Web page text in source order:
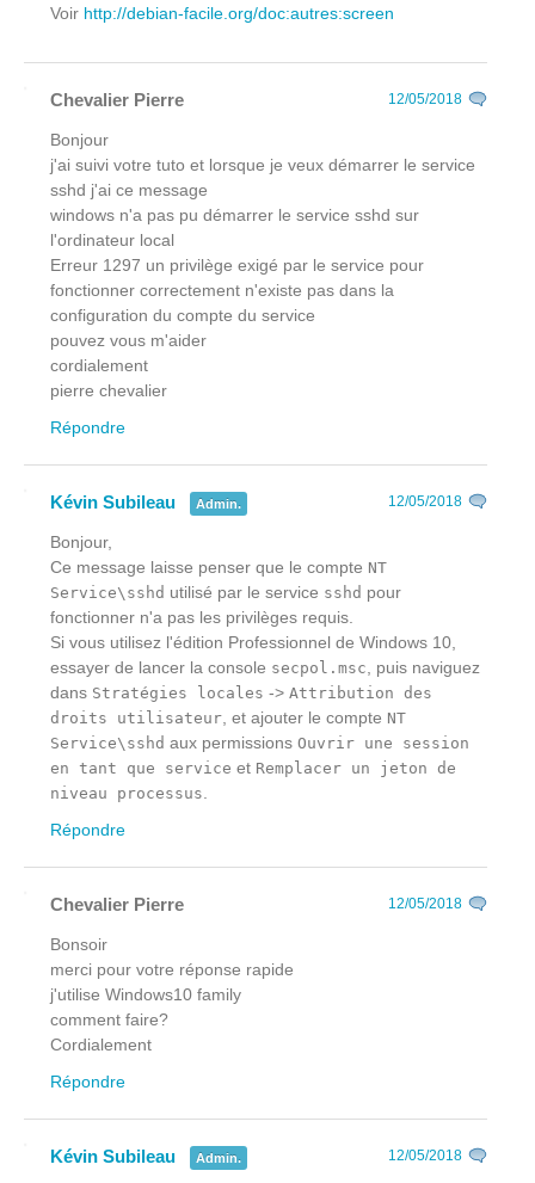
Voir http://debian-facile.org/doc:autres:screen
Chevalier Pierre 12/05/2018
Bonjour
j'ai suivi votre tuto et lorsque je veux démarrer le service
sshd j'ai ce message
windows n'a pas pu démarrer le service sshd sur
l'ordinateur local
Erreur 1297 un privilège exigé par le service pour
fonctionner correctement n'existe pas dans la
configuration du compte du service
pouvez vous m'aider
cordialement
pierre chevalier
Répondre
Kévin Subileau Admin. 12/05/2018
Bonjour,
Ce message laisse penser que le compte NT
Service\sshd utilisé par le service sshd pour
fonctionner n'a pas les privilèges requis.
Si vous utilisez l'édition Professionnel de Windows 10,
essayer de lancer la console secpol.msc, puis naviguez
dans Stratégies locales -> Attribution des
droits utilisateur, et ajouter le compte NT
Service\sshd aux permissions Ouvrir une session
en tant que service et Remplacer un jeton de
niveau processus.
Répondre
Chevalier Pierre 12/05/2018
Bonsoir
merci pour votre réponse rapide
j'utilise Windows10 family
comment faire?
Cordialement
Répondre
Kévin Subileau Admin. 12/05/2018